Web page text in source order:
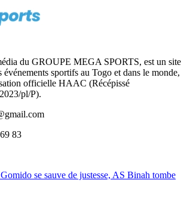
du GROUPE MEGA SPORTS, est un site
événements sportifs au Togo et dans le monde,
officielle HAAC (Récépissé
pl/P).
83
se sauve de justesse, AS Binah tombe